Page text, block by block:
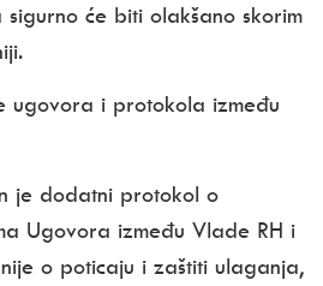
će biti olakšano skorim
ugovora i protokola između
je dodatni protokol o
Ugovora između Vlade RH i
o poticaju i zaštiti ulaganja,